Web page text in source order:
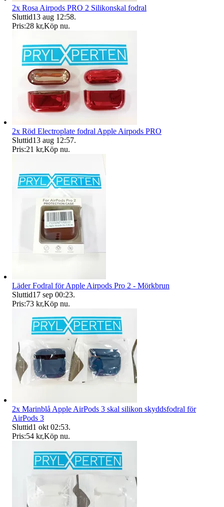
2x Rosa Airpods PRO 2 Silikonskal fodral
Sluttid13 aug 12:58.
Pris:28 kr,Köp nu.
2x Röd Electroplate fodral Apple Airpods PRO
Sluttid13 aug 12:57.
Pris:21 kr,Köp nu.
Läder Fodral för Apple Airpods Pro 2 - Mörkbrun
Sluttid17 sep 00:23.
Pris:73 kr,Köp nu.
2x Marinblå Apple AirPods 3 skal silikon skyddsfodral för
AirPods 3
Sluttid1 okt 02:53.
Pris:54 kr,Köp nu.